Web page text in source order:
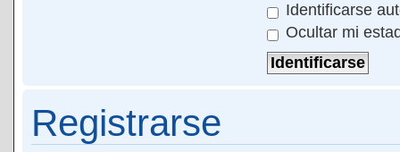
Identificarse
Ocultar mi
Registrarse